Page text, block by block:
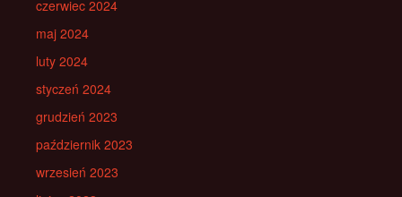
czerwiec 2024
maj 2024
luty 2024
styczeń 2024
grudzień 2023
październik 2023
wrzesień 2023